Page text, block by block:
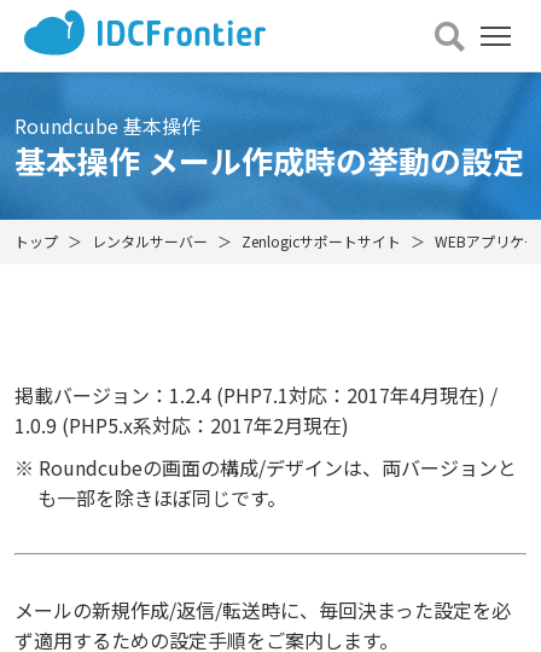
メ
ニュー
を
Roundcube 基本操作
基本操作 メール作成時の挙動の設定
トップ レンタルサーバー Zenlogicサポートサイト WEBアプリケ
掲載バージョン：1.2.4 (PHP7.1対応：2017年4月現在) /
1.0.9 (PHP5.x系対応：2017年2月現在)
※ Roundcubeの画面の構成/デザインは、両バージョンと
も一部を除きほぼ同じです。
メールの新規作成/返信/転送時に、毎回決まった設定を必
ず適用するための設定手順をご案内します。